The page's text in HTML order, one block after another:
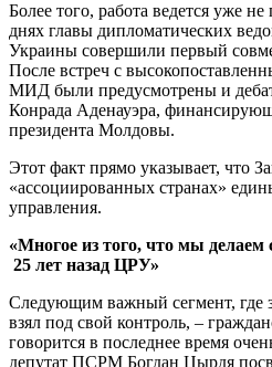
Более того, работа ведется уже
днях главы дипломатических
Украины совершили первый
После встреч с
МИД были предусмотрены и
Конрада Аденауэра,
президента Молдовы.
Этот факт прямо указывает, что
«ассоциированных странах»
управления.
«Многое из того, что мы делаем
25 лет назад ЦРУ»
Следующим важный сегмент, где
взял под свой контроль, –
говорится в последнее время
депутат ПСРМ Богдан Цырдя